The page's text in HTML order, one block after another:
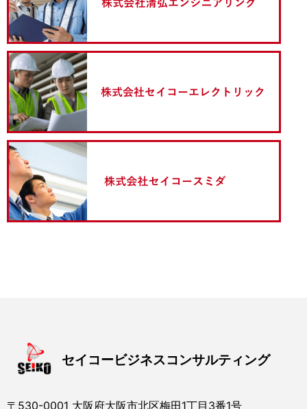
セイコービジネスコンサルティング
〒530-0001 大阪府大阪市北区梅田1丁目3番1号